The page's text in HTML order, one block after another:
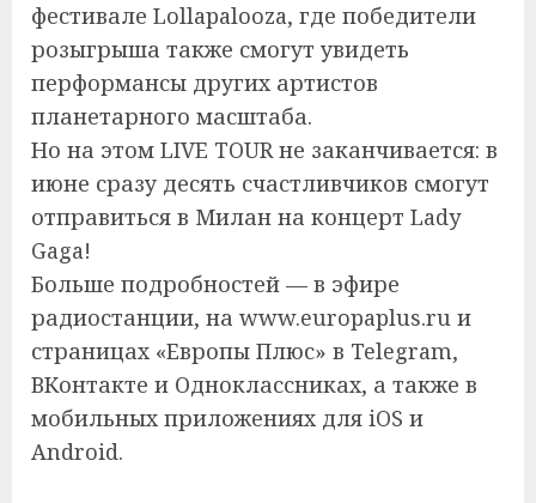
фестивале Lollapalooza, где победители
розыгрыша также смогут увидеть
перформансы других артистов
планетарного масштаба.
Но на этом LIVE TOUR не заканчивается: в
июне сразу десять счастливчиков смогут
отправиться в Милан на концерт Lady
Gaga!
Больше подробностей — в эфире
радиостанции, на www.europaplus.ru и
страницах «Европы Плюс» в Telegram,
ВКонтакте и Одноклассниках, а также в
мобильных приложениях для iOS и
Android.